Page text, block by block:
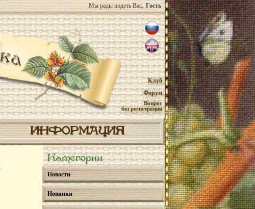
Мы рады видеть Вас, Гость
Клуб
Форум
Вопрос
без регистрации
ИНФОРМАЦИЯ
Категории
Новости
Новинки